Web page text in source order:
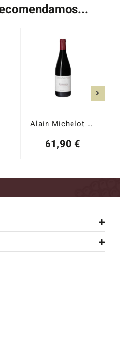
Alain Michelot Bourgogne rouge 2023 Magnum
61,90 €